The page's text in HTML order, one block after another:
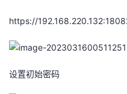
https://
设置初始密码